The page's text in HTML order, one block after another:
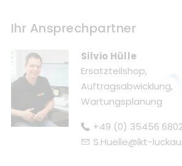
Ihr Ansprechpartner
Silvio Hülle
Ersatzteilshop,
Auftragsabwicklung,
Wartungsplanung
+49 (0) 35456
S.Huelle@lkt-